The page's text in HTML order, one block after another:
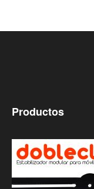
Productos